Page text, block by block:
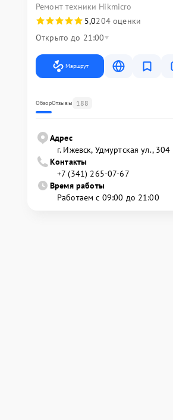
Ремонт техники Hikmicro
5,0204 оценки
Открыто до 21:00
Маршрут
ОбзорОтзывы 188
Адрес
г. Ижевск, Удмуртская ул., 304
Контакты
+7 (341) 265-07-67
Время работы
Работаем с 09:00 до 21:00